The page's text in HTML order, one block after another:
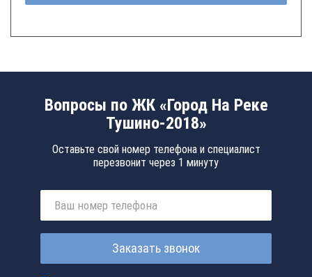
Вопросы по ЖК «Город На Реке
Тушино-2018»
Оставьте свой номер телефона и специалист
перезвонит через 1 минуту
Заказать звонок